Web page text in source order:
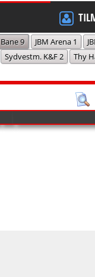
Bane 9 JBM Arena 1
Sydvestm. K&F 2 Thy